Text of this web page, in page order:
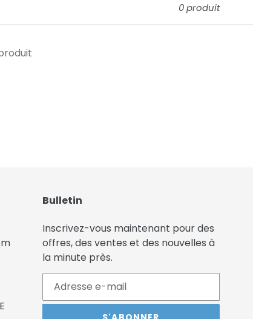
0 produit
Bulletin
Inscrivez-vous maintenant pour des
offres, des ventes et des nouvelles à
la minute près.